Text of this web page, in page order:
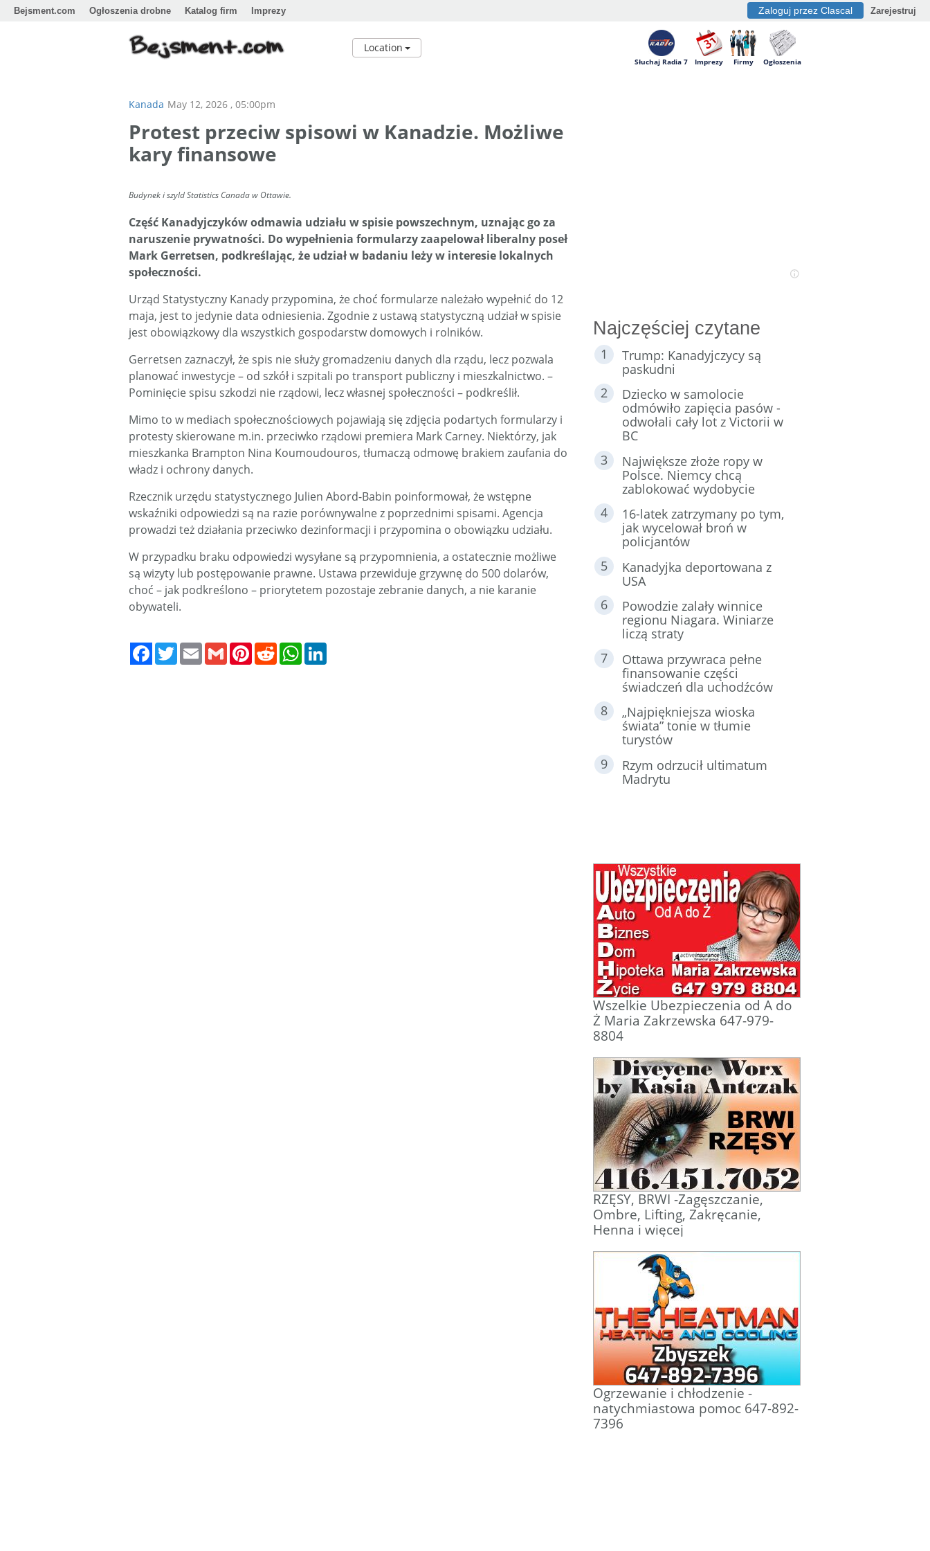
Bejsment.com Ogłoszenia drobne Katalog firm Imprezy Zaloguj przez Clascal Zarejestruj
Location
Słuchaj Radia 7 Imprezy Firmy Ogłoszenia
Kanada May 12, 2026 , 05:00pm
Protest przeciw spisowi w Kanadzie. Możliwe
kary finansowe
Budynek i szyld Statistics Canada w Ottawie.
Część Kanadyjczyków odmawia udziału w spisie powszechnym, uznając go za
naruszenie prywatności. Do wypełnienia formularzy zaapelował liberalny poseł
Mark Gerretsen, podkreślając, że udział w badaniu leży w interesie lokalnych
społeczności.
Urząd Statystyczny Kanady przypomina, że choć formularze należało wypełnić do 12
maja, jest to jedynie data odniesienia. Zgodnie z ustawą statystyczną udział w spisie
jest obowiązkowy dla wszystkich gospodarstw domowych i rolników.
Gerretsen zaznaczył, że spis nie służy gromadzeniu danych dla rządu, lecz pozwala
planować inwestycje – od szkół i szpitali po transport publiczny i mieszkalnictwo. –
Pominięcie spisu szkodzi nie rządowi, lecz własnej społeczności – podkreślił.
Mimo to w mediach społecznościowych pojawiają się zdjęcia podartych formularzy i
protesty skierowane m.in. przeciwko rządowi premiera Mark Carney. Niektórzy, jak
mieszkanka Brampton Nina Koumoudouros, tłumaczą odmowę brakiem zaufania do
władz i ochrony danych.
Rzecznik urzędu statystycznego Julien Abord-Babin poinformował, że wstępne
wskaźniki odpowiedzi są na razie porównywalne z poprzednimi spisami. Agencja
prowadzi też działania przeciwko dezinformacji i przypomina o obowiązku udziału.
W przypadku braku odpowiedzi wysyłane są przypomnienia, a ostatecznie możliwe
są wizyty lub postępowanie prawne. Ustawa przewiduje grzywnę do 500 dolarów,
choć – jak podkreślono – priorytetem pozostaje zebranie danych, a nie karanie
obywateli.
TwitterEmail Gmail PinterestRedditWhatsApp
Najczęściej czytane
Trump: Kanadyjczycy są
paskudni
Dziecko w samolocie
odmówiło zapięcia pasów -
odwołali cały lot z Victorii w
BC
Największe złoże ropy w
Polsce. Niemcy chcą
zablokować wydobycie
16-latek zatrzymany po tym,
jak wycelował broń w
policjantów
Kanadyjka deportowana z
USA
Powodzie zalały winnice
regionu Niagara. Winiarze
liczą straty
Ottawa przywraca pełne
finansowanie części
świadczeń dla uchodźców
„Najpiękniejsza wioska
świata” tonie w tłumie
turystów
Rzym odrzucił ultimatum
Madrytu
Wszelkie Ubezpieczenia od A do
Ż Maria Zakrzewska 647-979-
8804
RZĘSY, BRWI -Zagęszczanie,
Ombre, Lifting, Zakręcanie,
Henna i więcej
Ogrzewanie i chłodzenie -
natychmiastowa pomoc 647-892-
7396